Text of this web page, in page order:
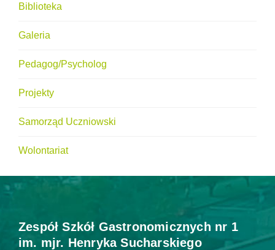
Biblioteka
Galeria
Pedagog/Psycholog
Projekty
Samorząd Uczniowski
Wolontariat
Zespół Szkół Gastronomicznych nr 1
im. mjr. Henryka Sucharskiego